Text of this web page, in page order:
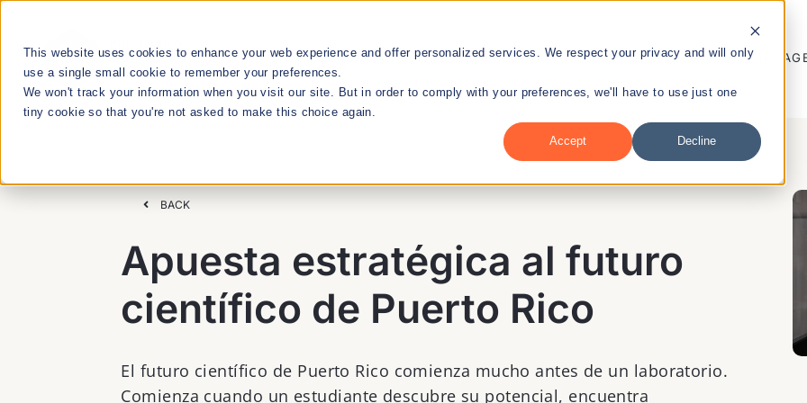
This website uses cookies to enhance your web experience and offer personalized services. We respect your privacy and will only
use a single small cookie to remember your preferences.
We won't track your information when you visit our site. But in order to comply with your preferences, we'll have to use just one
tiny cookie so that you're not asked to make this choice again.
Accept Decline
content
RESEARCH ENTREPRENEURSHIP PUBLIC HEALTH TALENT
We Cultivate
Talent Management
RESEARCH & INNOVATION MEETUPS
BACK
Apuesta estratégica al futuro
científico de Puerto Rico
El futuro científico de Puerto Rico comienza mucho antes de un laboratorio.
Comienza cuando un estudiante descubre su potencial, encuentra